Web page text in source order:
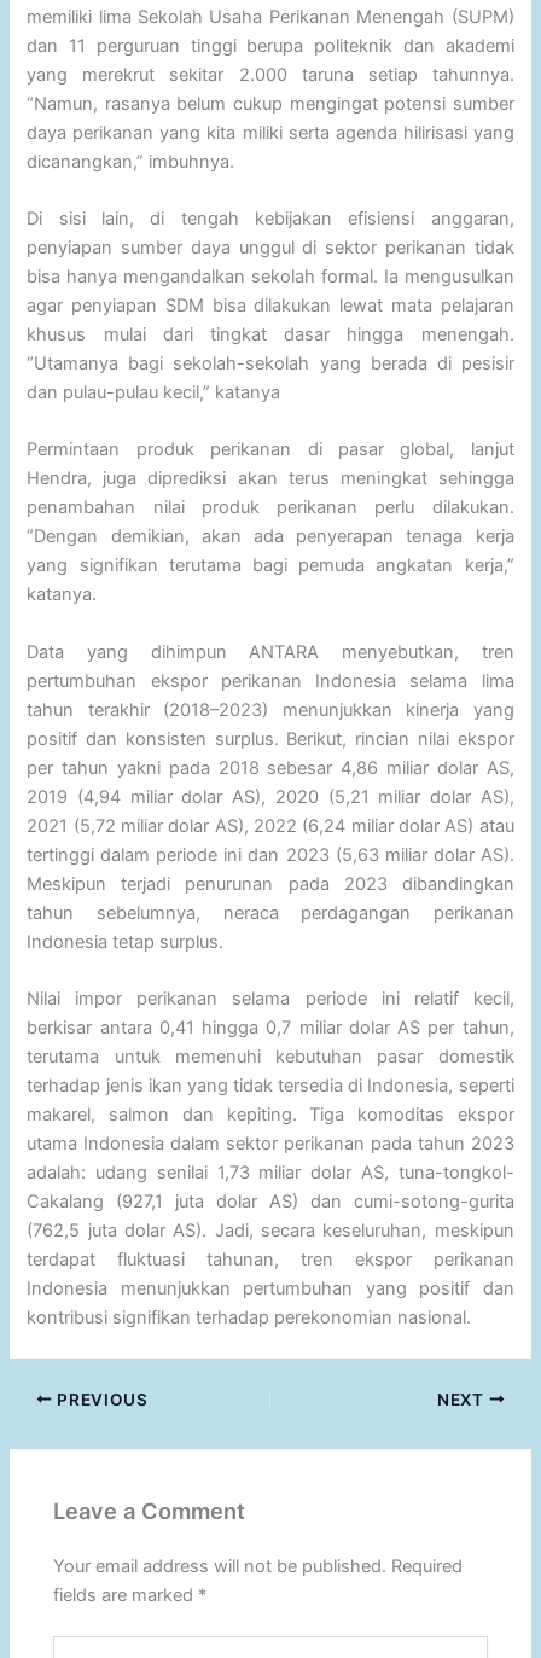
memiliki lima Sekolah Usaha Perikanan Menengah (SUPM)
dan 11 perguruan tinggi berupa politeknik dan akademi
yang merekrut sekitar 2.000 taruna setiap tahunnya.
“Namun, rasanya belum cukup mengingat potensi sumber
daya perikanan yang kita miliki serta agenda hilirisasi yang
dicanangkan,” imbuhnya.
Di sisi lain, di tengah kebijakan efisiensi anggaran,
penyiapan sumber daya unggul di sektor perikanan tidak
bisa hanya mengandalkan sekolah formal. Ia mengusulkan
agar penyiapan SDM bisa dilakukan lewat mata pelajaran
khusus mulai dari tingkat dasar hingga menengah.
“Utamanya bagi sekolah-sekolah yang berada di pesisir
dan pulau-pulau kecil,” katanya
Permintaan produk perikanan di pasar global, lanjut
Hendra, juga diprediksi akan terus meningkat sehingga
penambahan nilai produk perikanan perlu dilakukan.
“Dengan demikian, akan ada penyerapan tenaga kerja
yang signifikan terutama bagi pemuda angkatan kerja,”
katanya.
Data yang dihimpun ANTARA menyebutkan, tren
pertumbuhan ekspor perikanan Indonesia selama lima
tahun terakhir (2018–2023) menunjukkan kinerja yang
positif dan konsisten surplus. Berikut, rincian nilai ekspor
per tahun yakni pada 2018 sebesar 4,86 miliar dolar AS,
2019 (4,94 miliar dolar AS), 2020 (5,21 miliar dolar AS),
2021 (5,72 miliar dolar AS), 2022 (6,24 miliar dolar AS) atau
tertinggi dalam periode ini dan 2023 (5,63 miliar dolar AS).
Meskipun terjadi penurunan pada 2023 dibandingkan
tahun sebelumnya, neraca perdagangan perikanan
Indonesia tetap surplus.
Nilai impor perikanan selama periode ini relatif kecil,
berkisar antara 0,41 hingga 0,7 miliar dolar AS per tahun,
terutama untuk memenuhi kebutuhan pasar domestik
terhadap jenis ikan yang tidak tersedia di Indonesia, seperti
makarel, salmon dan kepiting. Tiga komoditas ekspor
utama Indonesia dalam sektor perikanan pada tahun 2023
adalah: udang senilai 1,73 miliar dolar AS, tuna-tongkol-
Cakalang (927,1 juta dolar AS) dan cumi-sotong-gurita
(762,5 juta dolar AS). Jadi, secara keseluruhan, meskipun
terdapat fluktuasi tahunan, tren ekspor perikanan
Indonesia menunjukkan pertumbuhan yang positif dan
kontribusi signifikan terhadap perekonomian nasional.
PREVIOUS NEXT
Leave a Comment
Your email address will not be published. Required
fields are marked *